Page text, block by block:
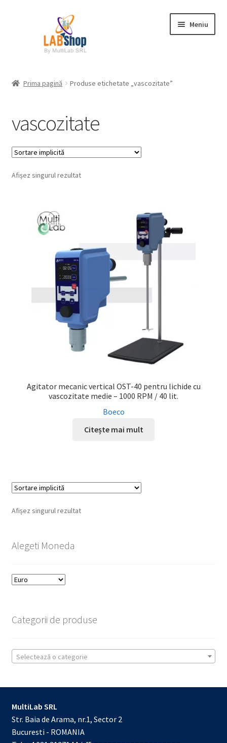
Meniu
Coș
Plată
Request a Quote
Prelucrarea datelor cu caracter personal
Prima pagină Produse etichetate „vascozitate”
vascozitate
Afișez singurul rezultat
Agitator mecanic vertical OST-40 pentru lichide cu
vascozitate medie – 1000 RPM / 40 lit.
Boeco
Citește mai mult
Afișez singurul rezultat
Alegeti Moneda
Categorii de produse
Selectează o categorie
MultiLab SRL
Str. Baia de Arama, nr.1, Sector 2
Bucuresti - ROMANIA